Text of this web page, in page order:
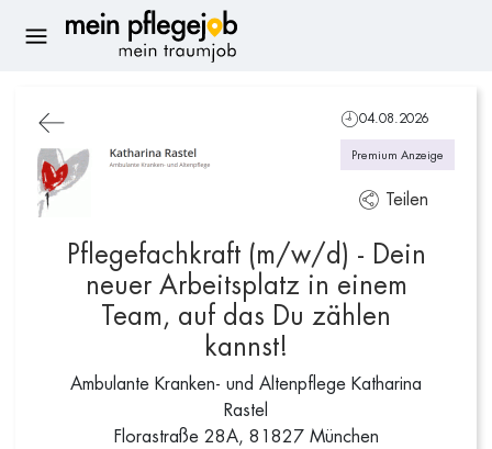
Pflegefachkraft (m/w/d) - Dein
neuer Arbeitsplatz in einem
Team, auf das Du zählen
kannst!
Ambulante Kranken- und Altenpflege Katharina
Rastel
Florastraße 28A, 81827 München
04.08.2026
Premium Anzeige
Teilen